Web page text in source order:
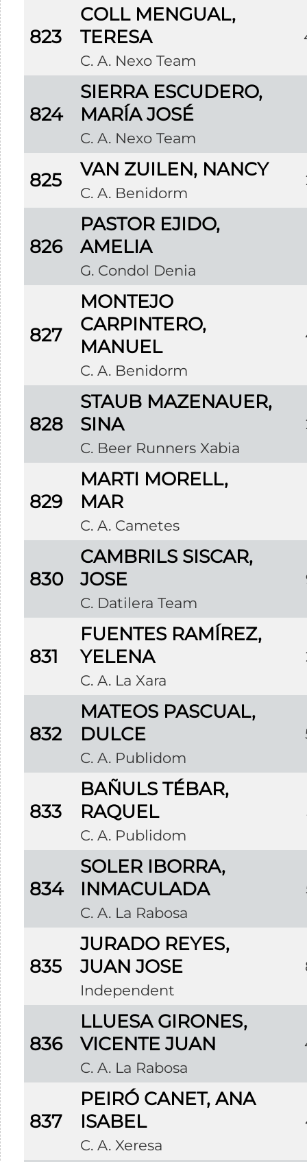
823
COLL MENGUAL,
TERESA
C. A. Nexo Team
824
SIERRA ESCUDERO,
MARÍA JOSÉ
C. A. Nexo Team
825 VAN ZUILEN, NANCY
C. A. Benidorm
826
PASTOR EJIDO,
AMELIA
G. Condol Denia
827
MONTEJO
CARPINTERO,
MANUEL
C. A. Benidorm
828
STAUB MAZENAUER,
SINA
C. Beer Runners Xabia
829
MARTI MORELL,
MAR
C. A. Cametes
830
CAMBRILS SISCAR,
JOSE
C. Datilera Team
831
FUENTES RAMÍREZ,
YELENA
C. A. La Xara
832
MATEOS PASCUAL,
DULCE
C. A. Publidom
833
BAÑULS TÉBAR,
RAQUEL
C. A. Publidom
834
SOLER IBORRA,
INMACULADA
C. A. La Rabosa
835
JURADO REYES,
JUAN JOSE
Independent
836
LLUESA GIRONES,
VICENTE JUAN
C. A. La Rabosa
837
PEIRÓ CANET, ANA
ISABEL
C. A. Xeresa